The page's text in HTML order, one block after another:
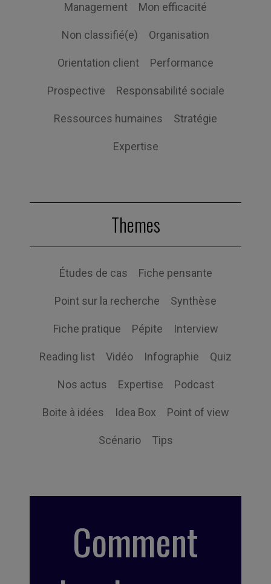
Management Mon efficacité
Non classifié(e) Organisation
Orientation client Performance
Prospective Responsabilité sociale
Ressources humaines Stratégie
Expertise
Themes
Études de cas Fiche pensante
Point sur la recherche Synthèse
Fiche pratique Pépite Interview
Reading list Vidéo Infographie Quiz
Nos actus Expertise Podcast
Boite à idées Idea Box Point of view
Scénario Tips
Comment